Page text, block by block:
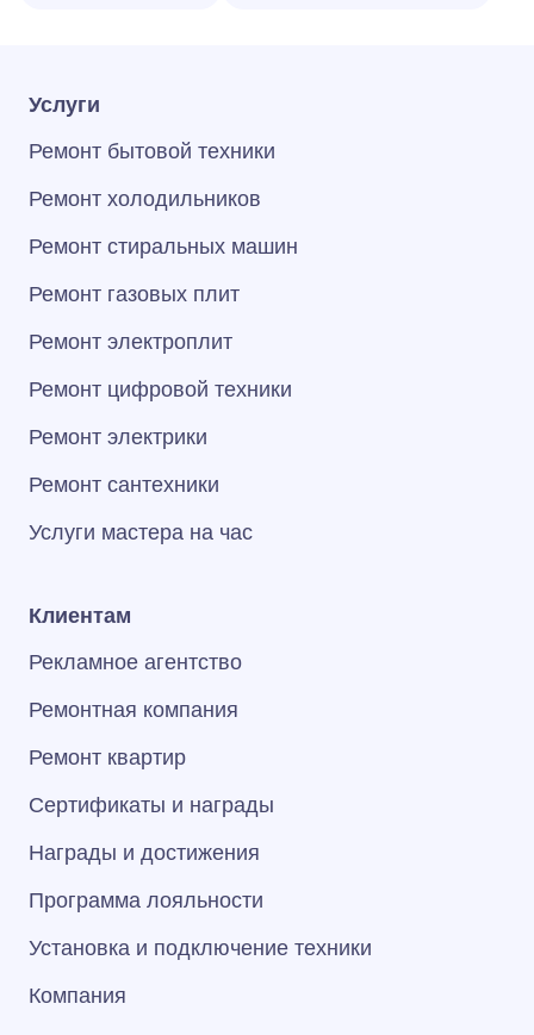
Услуги
Ремонт бытовой техники
Ремонт холодильников
Ремонт стиральных машин
Ремонт газовых плит
Ремонт электроплит
Ремонт цифровой техники
Ремонт электрики
Ремонт сантехники
Услуги мастера на час
Клиентам
Рекламное агентство
Ремонтная компания
Ремонт квартир
Сертификаты и награды
Награды и достижения
Программа лояльности
Установка и подключение техники
Компания